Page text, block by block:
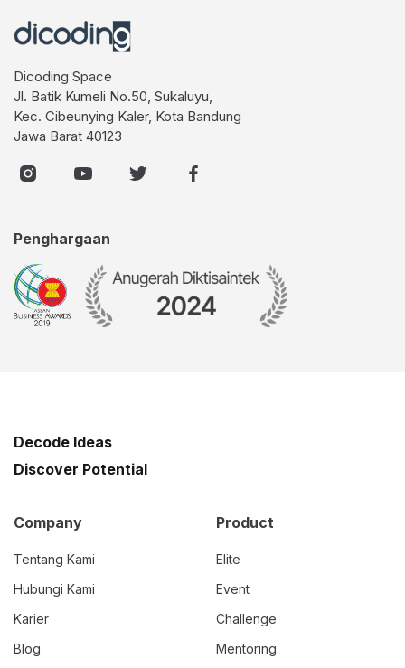
Dicoding Space
Jl. Batik Kumeli No.50, Sukaluyu,
Kec. Cibeunying Kaler, Kota Bandung
Jawa Barat 40123
Penghargaan
Decode Ideas
Discover Potential
Company
Tentang Kami
Hubungi Kami
Karier
Blog
Product
Elite
Event
Challenge
Mentoring